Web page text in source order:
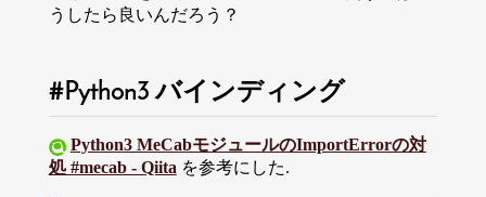
うしたら良いんだろう？
Python3 バインディング
Python3 MeCabモジュールのImportErrorの対
処 #mecab - Qiitaを参考にした.